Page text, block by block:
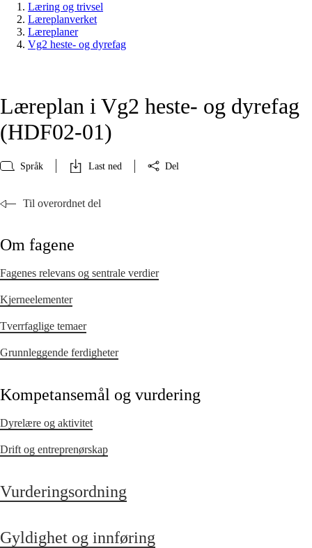
Læring og trivsel
Læreplanverket
Læreplaner
Vg2 heste- og dyrefag
Læreplan i Vg2 heste- og dyrefag
(HDF02‑01)
Språk Last ned Del
Til overordnet del
Om fagene
Fagenes relevans og sentrale verdier
Kjerneelementer
Tverrfaglige temaer
Grunnleggende ferdigheter
Kompetansemål og vurdering
Dyrelære og aktivitet
Drift og entreprenørskap
Vurderingsordning
Gyldighet og innføring